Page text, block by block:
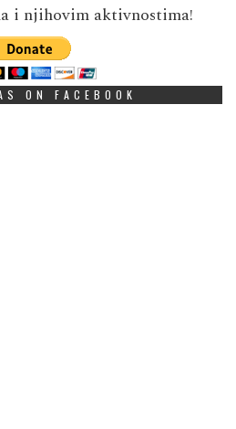
i njihovim aktivnostima!
ON FACEBOOK